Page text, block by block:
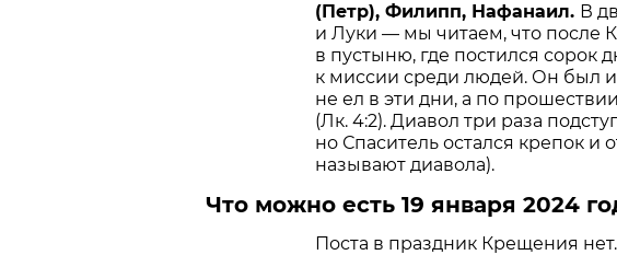
(Петр), Филипп, Нафанаил. В
и Луки — мы читаем, что после
в пустыню, где постился сорок
к миссии среди людей. Он был
не ел в эти дни, а по
(Лк. 4:2). Диавол три раза
но Спаситель остался крепок и
называют диавола).
Что можно есть 19 января 2024
Поста в праздник Крещения